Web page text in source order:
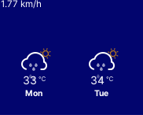
1.77 km/h
33 ℃
Mon
34 ℃
Tue